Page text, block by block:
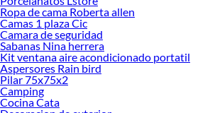
renovación de espacios. ¡Visítanos y descubre todo lo
ofrecerte!
Encuentra una amplia variedad de productos de
Encuentra todo lo necesario para tus proyectos de
¡Visítanos y haz tus ideas realidad!
Ropa de cama Roberta allen
Camas 1 plaza Cic
Camara de seguridad
Sabanas Nina herrera
Kit ventana aire acondicionado portatil
Aspersores Rain bird
Pilar 75x75x2
Camping
Cocina Cata